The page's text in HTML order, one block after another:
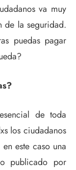
va muy
de la seguridad.
puedas pagar
de toda
los ciudadanos
este caso una
publicado por